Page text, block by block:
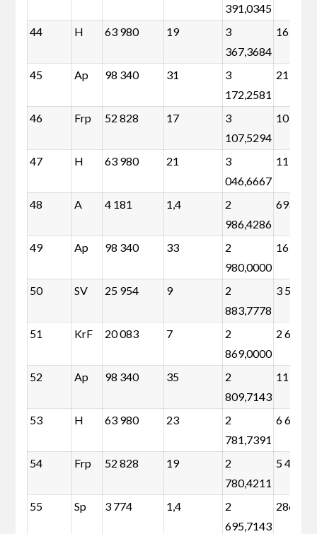
391,0345
44 H 63 980 19
3
367,3684
16 632
45 Ap 98 340 31
3
172,2581
21 088
46 Frp 52 828 17
3
107,5294
10 464
47 H 63 980 21
3
046,6667
11 648
48 A 4 181 1,4
2
986,4286
693
49 Ap 98 340 33
2
980,0000
16 104
50 SV 25 954 9
2
883,7778
3 526
51 KrF 20 083 7
2
869,0000
2 639
52 Ap 98 340 35
2
809,7143
11 120
53 H 63 980 23
2
781,7391
6 664
54 Frp 52 828 19
2
780,4211
5 480
55 Sp 3 774 1,4
2
695,7143
286